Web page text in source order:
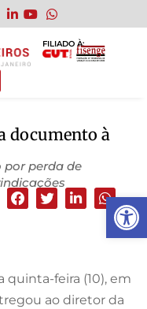
Abrir
FILIADO À:
documento à
por perda de
quinta-feira (10), em
ao diretor da